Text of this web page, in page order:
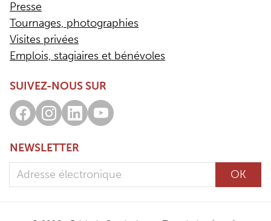
Presse
Tournages, photographies
Visites privées
Emplois, stagiaires et bénévoles
SUIVEZ-NOUS SUR
Facebook
Instagram
LinkedInYoutube
NEWSLETTER
Adresse électronique
OK